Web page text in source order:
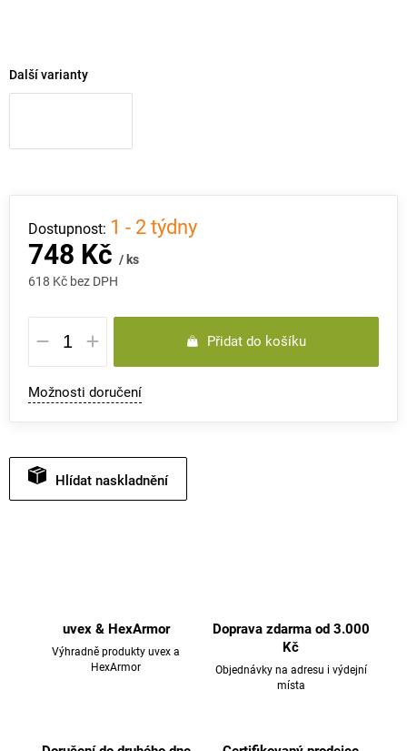
Další varianty
748 Kč / ks
618 Kč bez DPH
Měrná
cena:
1 - 2 týdny
Přidat do košíku
Možnosti doručení
Hlídat
uvex & HexArmor
Výhradně produkty uvex a
HexArmor
Doprava zdarma od 3.000
Kč
Objednávky na adresu i výdejní
místa